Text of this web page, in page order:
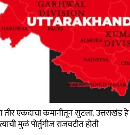
एकदाचा कमानीतून सुटला. उत्तराखंड हे
मुळं पोर्तुगीज राजवटीत होती